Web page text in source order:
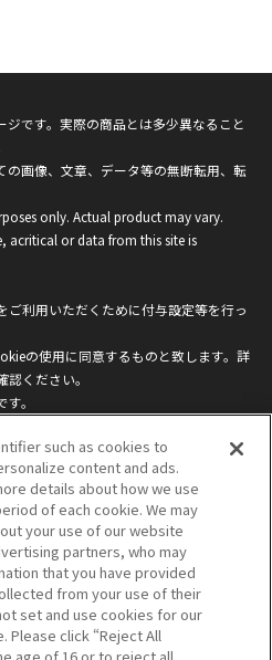
です。実際の商品とは多少異なること
画像、文章、データ等の無断転用、転
only. Actual product may vary.
acritical or data from this site is
利用いただくために付与設定等を行っ
の使用に同意するものと致します。詳
認ください。
。
Do Not Sell or Share My
Personal Information
ソーシャルメディアポリシー
お問い合わせ
such as cookies to
content and ads.
details about how we use
of each cookie. We may
your use of our website
partners, who may
that you have provided
from your use of their
set and use cookies for our
Please click “Reject All